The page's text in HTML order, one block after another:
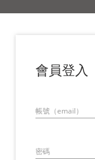
會員登入
帳號（email）
密碼